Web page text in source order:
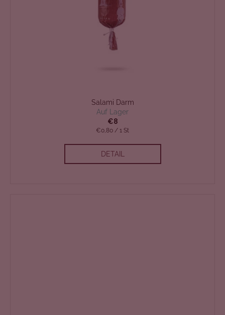
Salami Darm
Auf Lager
€8
Verkaufspreis:
€0,80 / 1 St
DETAIL